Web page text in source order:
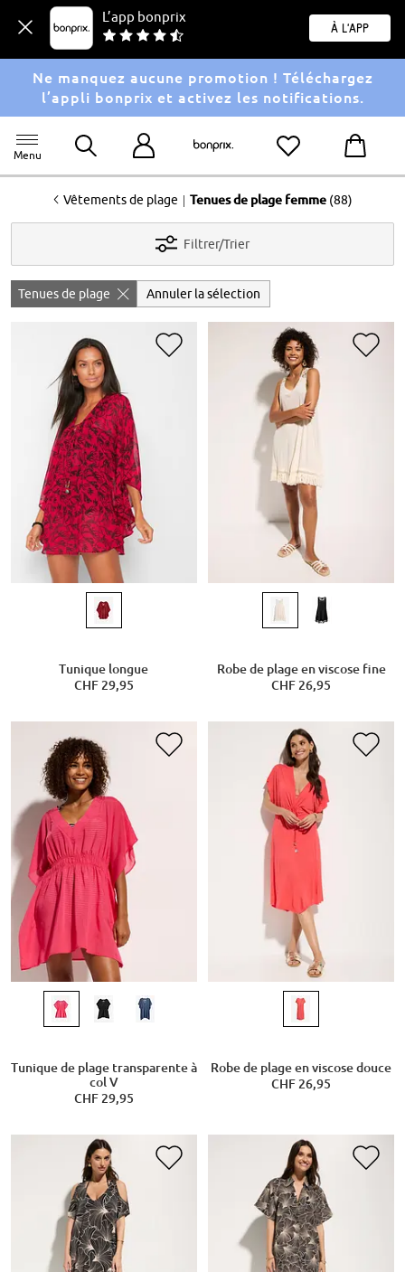
L’app bonprix
À l'app
Ne manquez aucune promotion ! Téléchargez
l’appli bonprix et activez les notifications.
Menu
<Vêtements de plage | Tenues de plage femme (88)
Filtrer/Trier
Tenues de plage Annuler la sélection
Tunique longue
CHF 29,95
Robe de plage en viscose fine
CHF 26,95
Tunique de plage transparente à
col V
CHF 29,95
Robe de plage en viscose douce
CHF 26,95